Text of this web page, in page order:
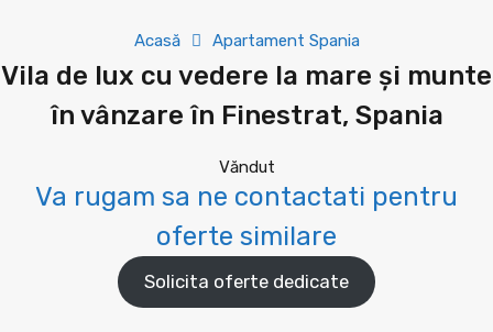
Acasă Apartament Spania
Vila de lux cu vedere la mare și munte
în vânzare în Finestrat, Spania
Văndut
Va rugam sa ne contactati pentru
oferte similare
Solicita oferte dedicate